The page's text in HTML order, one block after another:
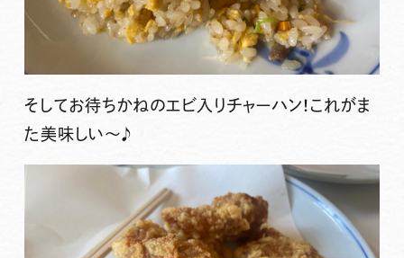
そしてお待ちかねのエビ入りチャーハン！これがま
た美味しい〜♪